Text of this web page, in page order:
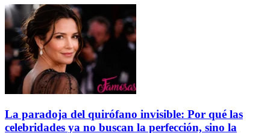
La paradoja del quirófano invisible: Por qué las
celebridades ya no buscan la perfección, sino la